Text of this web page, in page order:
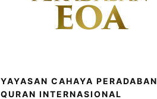
YAYASAN CAHAYA PERADABAN
QURAN INTERNASIONAL